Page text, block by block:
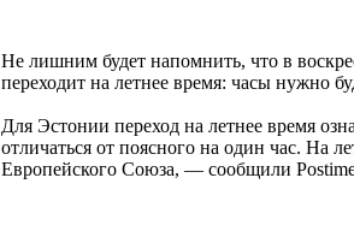
Не лишним будет напомнить, что в
переходит на летнее время: часы нужно
Для Эстонии переход на летнее время
отличаться от поясного на один час. На
Европейского Союза, — сообщили